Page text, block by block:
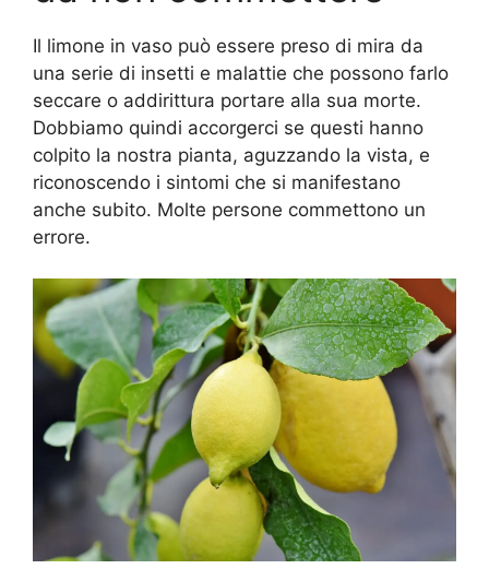
Il limone in vaso può essere preso di mira da
una serie di insetti e malattie che possono farlo
seccare o addirittura portare alla sua morte.
Dobbiamo quindi accorgerci se questi hanno
colpito la nostra pianta, aguzzando la vista, e
riconoscendo i sintomi che si manifestano
anche subito. Molte persone commettono un
errore.